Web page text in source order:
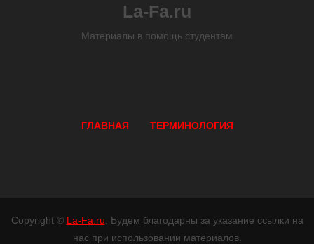
La-Fa.ru
Материалы в помощь студентам
ГЛАВНАЯ ТЕРМИНОЛОГИЯ
Copyright © La-Fa.ru . Будем благодарны за указание ссылки на
нас при использовании материалов.